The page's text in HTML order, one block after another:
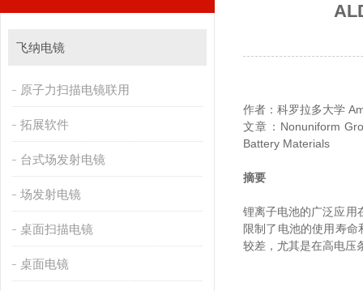
飞纳电镜
原子力扫描电镜联用
拓展软件
台式场发射电镜
场发射电镜
桌面扫描电镜
桌面电镜
作者：科罗拉多大学
文章：
Battery Materials
摘要
锂离子电池的广泛应用在
限制了电池的使用寿命
较差，尤其是在高电压